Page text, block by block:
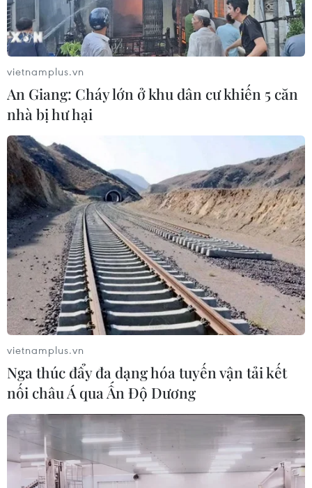
Tàu chở hàng của Thổ Nhĩ Kỳ bị tấn
công trên Biển Đen
04/08/2026 05:54
Vì sao Google khiến Mỹ và
EU đối đầu về chủ quyền số?
04/08/2026 04:13
Máy bay chở khách nội địa đầu tiên
của Nga hoàn tất chuyến bay thử
nghiệm
04/08/2026 01:25
Bí mật sau những chung cư không
niên hạn ở Pháp
04/08/2026 01:03
Ukraine tiếp tục dội UAV vào
kho hàng của nền tảng bán lẻ lớn tại
Nga
vietnamplus.vn
An Giang: Cháy lớn ở khu dân cư khiến 5 căn
nhà bị hư hại
vietnamplus.vn
Nga thúc đẩy đa dạng hóa tuyến vận tải kết
nối châu Á qua Ấn Độ Dương